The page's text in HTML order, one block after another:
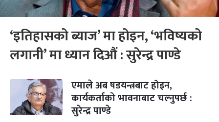
‘इतिहासको ब्याज’ मा होइन, ‘भविष्यको
लगानी’ मा ध्यान दिऔं : सुरेन्द्र पाण्डे
एमाले अब षडयन्त्रबाट होइन,
कार्यकर्ताको भावनाबाट चल्नुपर्छ :
सुरेन्द्र पाण्डे